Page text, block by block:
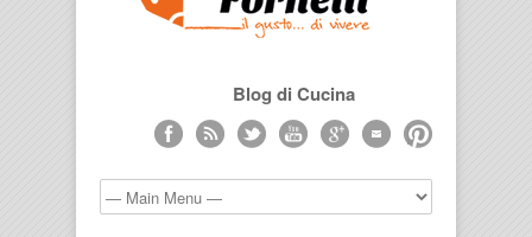
Blog di Cucina